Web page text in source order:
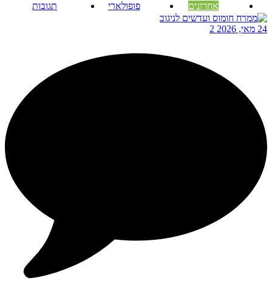
אחרונים פופולארי תגובות
24 מאי, 2026 2